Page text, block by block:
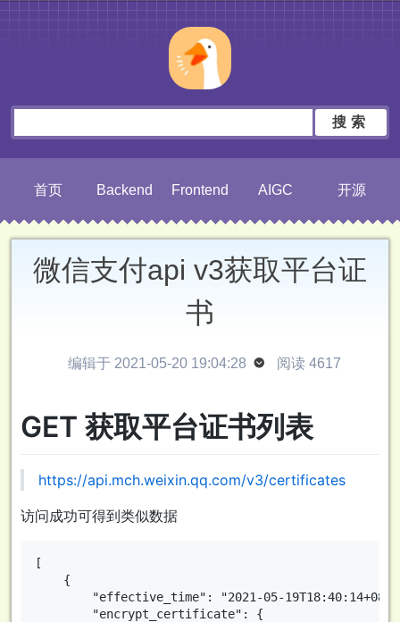
搜索
首页 Backend Frontend AIGC 开源
微信支付api v3获取平台证
书
编辑于 2021-05-20 19:04:28  阅读 4617
GET 获取平台证书列表
https://api.mch.weixin.qq.com/v3/certificates
访问成功可得到类似数据
[
    {
"effective_time": "2021-05-
        "encrypt_certificate": {